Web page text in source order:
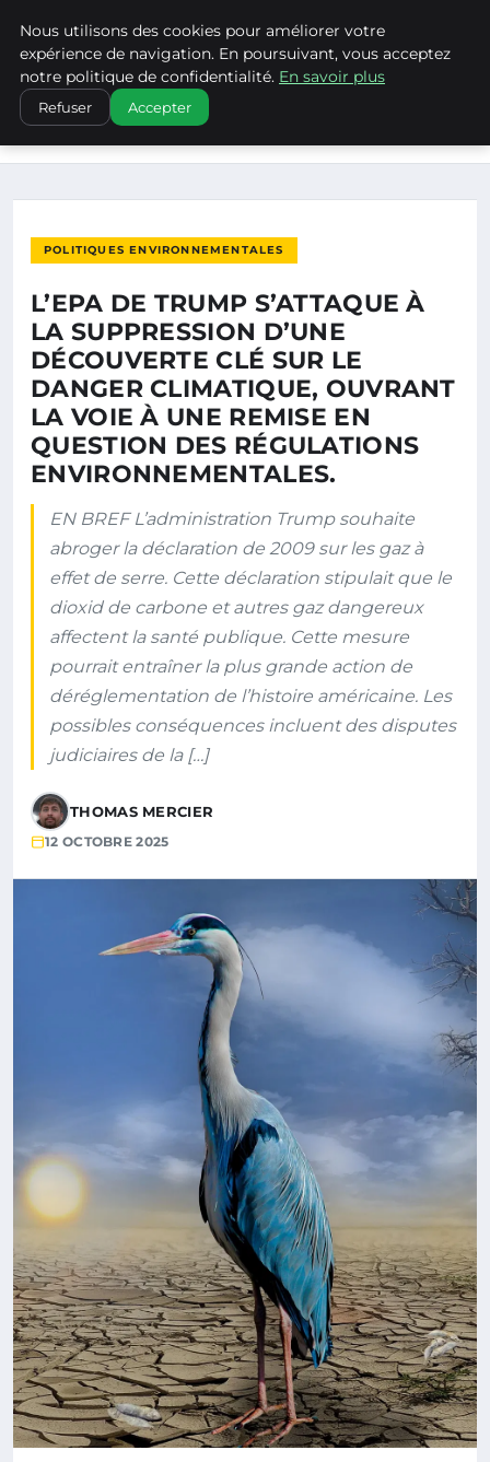
CLIMATECHANGENEBRASKA
ACCUEIL
POLITIQUES ENVIRONNEMENTALES
L’EPA DE TRUMP S’ATTAQUE À LA SUPPRESSION D’UNE
POLITIQUES ENVIRONNEMENTALES
L’EPA DE TRUMP S’ATTAQUE À
LA SUPPRESSION D’UNE
DÉCOUVERTE CLÉ SUR LE
DANGER CLIMATIQUE, OUVRANT
LA VOIE À UNE REMISE EN
QUESTION DES RÉGULATIONS
ENVIRONNEMENTALES.
EN BREF L’administration Trump souhaite
abroger la déclaration de 2009 sur les gaz à
effet de serre. Cette déclaration stipulait que le
dioxid de carbone et autres gaz dangereux
affectent la santé publique. Cette mesure
pourrait entraîner la plus grande action de
déréglementation de l’histoire américaine. Les
possibles conséquences incluent des disputes
judiciaires de la […]
THOMAS MERCIER
12 OCTOBRE 2025
Nous utilisons des cookies pour améliorer votre
expérience de navigation. En poursuivant, vous acceptez
notre politique de confidentialité. En savoir plus
Refuser Accepter